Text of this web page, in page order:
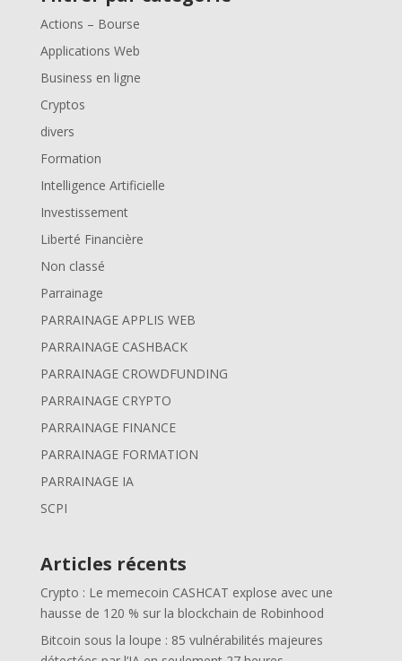
Actions – Bourse
Applications Web
Business en ligne
Cryptos
divers
Formation
Intelligence Artificielle
Investissement
Liberté Financière
Non classé
Parrainage
PARRAINAGE APPLIS WEB
PARRAINAGE CASHBACK
PARRAINAGE CROWDFUNDING
PARRAINAGE CRYPTO
PARRAINAGE FINANCE
PARRAINAGE FORMATION
PARRAINAGE IA
SCPI
Articles récents
Crypto : Le memecoin CASHCAT explose avec une
hausse de 120 % sur la blockchain de Robinhood
Bitcoin sous la loupe : 85 vulnérabilités majeures